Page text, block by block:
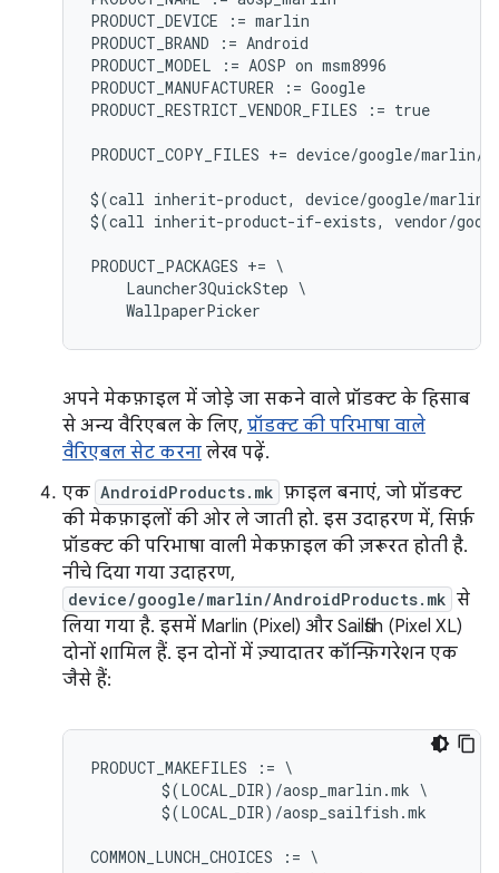
PRODUCT_DEVICE := marlin
PRODUCT_BRAND := Android
PRODUCT_MODEL := AOSP on msm8996
PRODUCT_MANUFACTURER := Google
PRODUCT_RESTRICT_VENDOR_FILES := true
PRODUCT_COPY_FILES += device/google/marlin/
$(call inherit-product, device/google/marlin/
$(call inherit-product-if-exists, vendor/
PRODUCT_PACKAGES += \
    Launcher3QuickStep \
अपने मेकफ़ाइल में जोड़े जा सकने वाले प्रॉडक्ट के हिसाब
से अन्य वैरिएबल के लिए, प्रॉडक्ट की परिभाषा वाले
वैरिएबल सेट करना लेख पढ़ें.
एक AndroidProducts.mk फ़ाइल बनाएं, जो प्रॉडक्ट
की मेकफ़ाइलों की ओर ले जाती हो. इस उदाहरण में, सिर्फ़
प्रॉडक्ट की परिभाषा वाली मेकफ़ाइल की ज़रूरत होती है.
नीचे दिया गया उदाहरण,
device/google/marlin/AndroidProducts.mk से
लिया गया है. इसमें Marlin (Pixel) और Sailfish (Pixel XL)
दोनों शामिल हैं. इन दोनों में ज़्यादातर कॉन्फ़िगरेशन एक
जैसे हैं:
PRODUCT_MAKEFILES := \
COMMON_LUNCH_CHOICES := \